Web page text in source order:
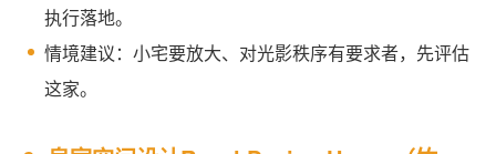
执行落地。
情境建议：小宅要放大、对光影秩序有要求者，先评估
这家。